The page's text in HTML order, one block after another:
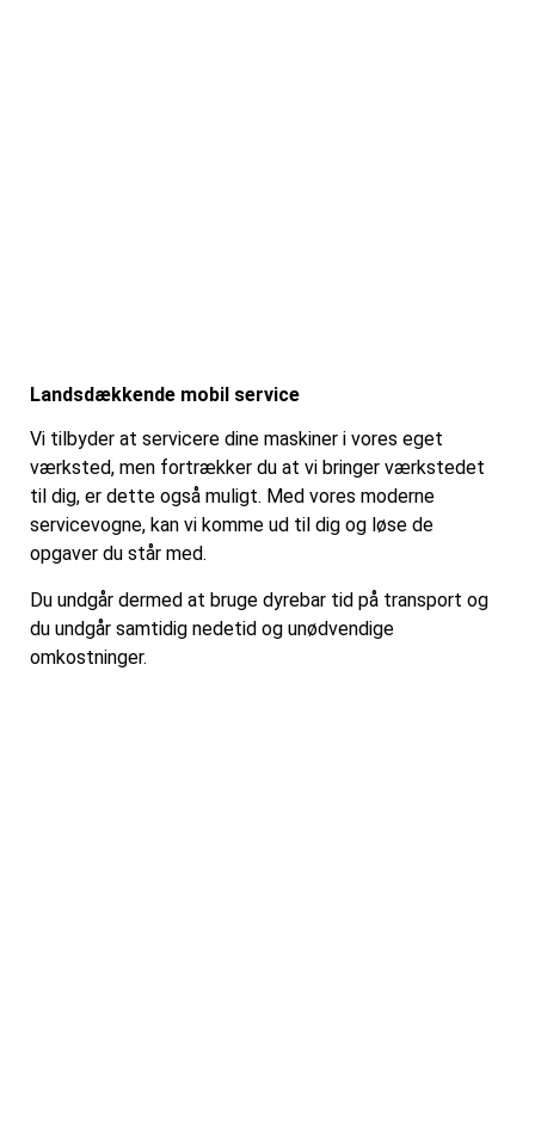
Landsdækkende mobil service
Vi tilbyder at servicere dine maskiner i vores eget
værksted, men fortrækker du at vi bringer værkstedet
til dig, er dette også muligt. Med vores moderne
servicevogne, kan vi komme ud til dig og løse de
opgaver du står med.
Du undgår dermed at bruge dyrebar tid på transport og
du undgår samtidig nedetid og unødvendige
omkostninger.